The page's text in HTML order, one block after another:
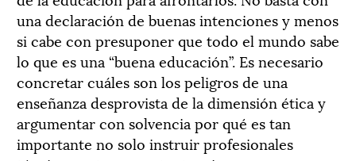
una declaración de buenas intenciones y menos
si cabe con presuponer que todo el mundo sabe
lo que es una “buena educación”. Es necesario
concretar cuáles son los peligros de una
enseñanza desprovista de la dimensión ética y
argumentar con solvencia por qué es tan
importante no solo instruir profesionales